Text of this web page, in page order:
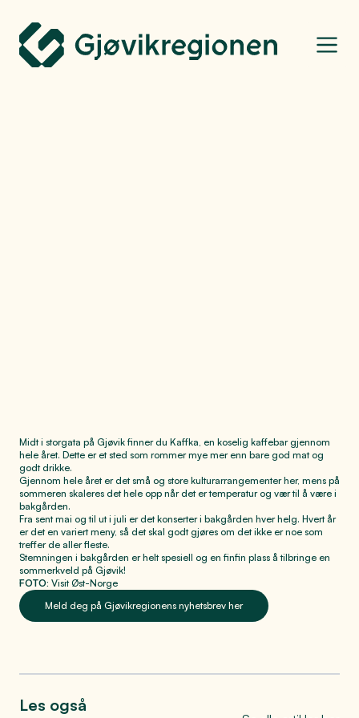
Gjøvikregionen Utvikling
Midt i storgata på Gjøvik finner du Kaffka, en koselig kaffebar gjennom
hele året. Dette er et sted som rommer mye mer enn bare god mat og
godt drikke.
Gjennom hele året er det små og store kulturarrangementer her, mens på
sommeren skaleres det hele opp når det er temperatur og vær til å være i
bakgården.
Fra sent mai og til ut i juli er det konserter i bakgården hver helg. Hvert år
er det en variert meny, så det skal godt gjøres om det ikke er noe som
treffer de aller fleste.
Stemningen i bakgården er helt spesiell og en finfin plass å tilbringe en
sommerkveld på Gjøvik!
FOTO: Visit Øst-Norge
Meld deg på Gjøvikregionens nyhetsbrev her
Les også